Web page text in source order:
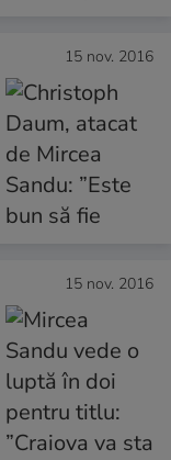
15 nov. 2016
15 nov. 2016